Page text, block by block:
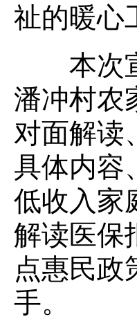
祉的暖心
本次宣
潘冲村农
对面解读
具体内容
低收入家
解读医保
点惠民政
手。